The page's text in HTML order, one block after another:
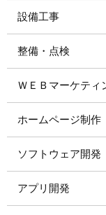
設備工事
整備・点検
ＷＥＢマーケティ
ホームページ制作
ソフトウェア開発
アプリ開発